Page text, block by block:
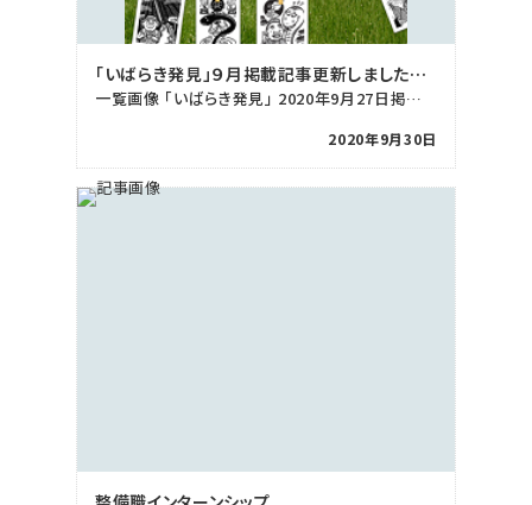
「いばらき発見」９月掲載記事更新しました
一覧画像 「いばらき発見」 2020年9月27日掲載記事を更新致しました。 ぜひご覧下さい！ &nb […]
2020年9月30日